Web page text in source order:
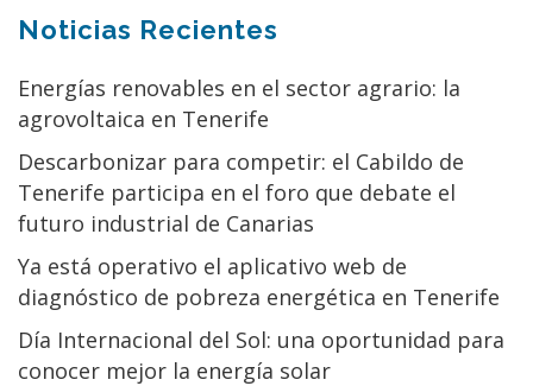
Noticias Recientes
Energías renovables en el sector agrario: la
agrovoltaica en Tenerife
Descarbonizar para competir: el Cabildo de
Tenerife participa en el foro que debate el
futuro industrial de Canarias
Ya está operativo el aplicativo web de
diagnóstico de pobreza energética en Tenerife
Día Internacional del Sol: una oportunidad para
conocer mejor la energía solar